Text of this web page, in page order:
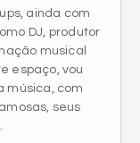
ainda com
DJ, produtor
musical
espaço, vou
música, com
seus